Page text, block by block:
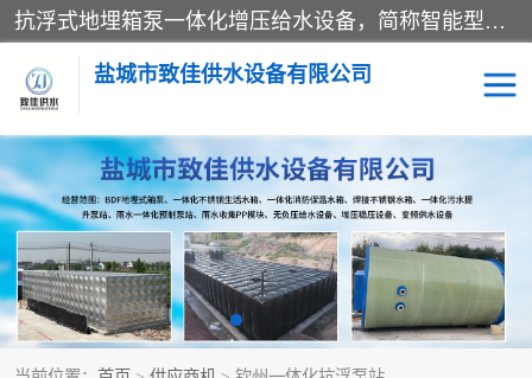
抗浮式地埋箱泵一体化增压给水设备，简称智能型泵站。它由由水泵机组、消防水箱、泵房三大部分组成，其抗浮效果好，因为设计时通过将底板与箱体联在一起，箱体重量抵消了地下水浮力。系统维护好，内部拉筋、泵站、管道，喷淋等各部运行正堂，无一损坏；结构更牢固。
盐城市致佳供水设备有限公司
消防一体化水箱 地埋箱泵一体化
一体化污水泵站